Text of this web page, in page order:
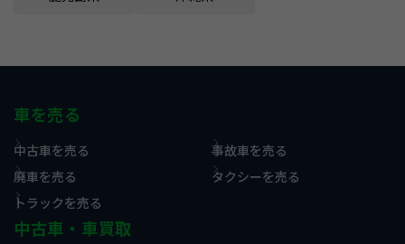
車を売る
中古車を売る
事故車を売る
廃車を売る
タクシーを売る
トラックを売る
中古車・車買取